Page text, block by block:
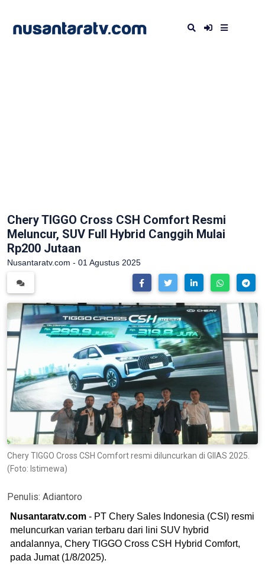
Chery TIGGO Cross CSH Comfort Resmi
Meluncur, SUV Full Hybrid Canggih Mulai
Rp200 Jutaan
Nusantaratv.com - 01 Agustus 2025
Chery TIGGO Cross CSH Comfort resmi diluncurkan di GIIAS 2025.
(Foto: Istimewa)
Penulis: Adiantoro
Nusantaratv.com - PT Chery Sales Indonesia (CSI) resmi
meluncurkan varian terbaru dari lini SUV hybrid
andalannya, Chery TIGGO Cross CSH Hybrid Comfort,
pada Jumat (1/8/2025).